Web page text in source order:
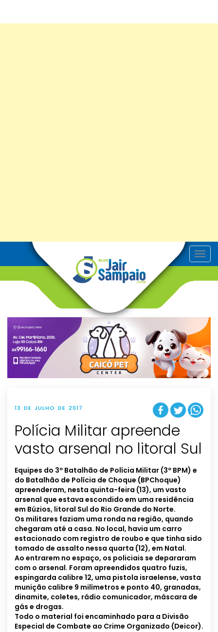
T
o
v
g
t
i
o
n
13 DE JULHO DE 2017
Polícia Militar apreende
vasto arsenal no litoral Sul
Equipes do 3º Batalhão de Polícia Militar (3º BPM) e
do Batalhão de Polícia de Choque (BPChoque)
apreenderam, nesta quinta-feira (13), um vasto
arsenal que estava escondido em uma residência
em Búzios, litoral Sul do Rio Grande do Norte.
Os militares faziam uma ronda na região, quando
chegaram até a casa. No local, havia um carro
estacionado com registro de roubo e que tinha sido
tomado de assalto nessa quarta (12), em Natal.
Ao entrarem no espaço, os policiais se depararam
com o arsenal. Foram apreendidos quatro fuzis,
espingarda calibre 12, uma pistola israelense, vasta
munição calibre 9 milímetros e ponto 40, granadas,
dinamite, coletes, rádio comunicador, máscara de
gás e drogas.
Todo o material foi encaminhado para a Divisão
Especial de Combate ao Crime Organizado (Deicor).